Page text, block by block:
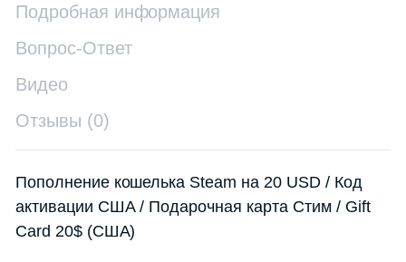
Подробная информация
Вопрос-Ответ
Видео
Отзывы (0)
Пополнение кошелька Steam на 20 USD / Код
активации США / Подарочная карта Стим / Gift
Card 20$ (США)